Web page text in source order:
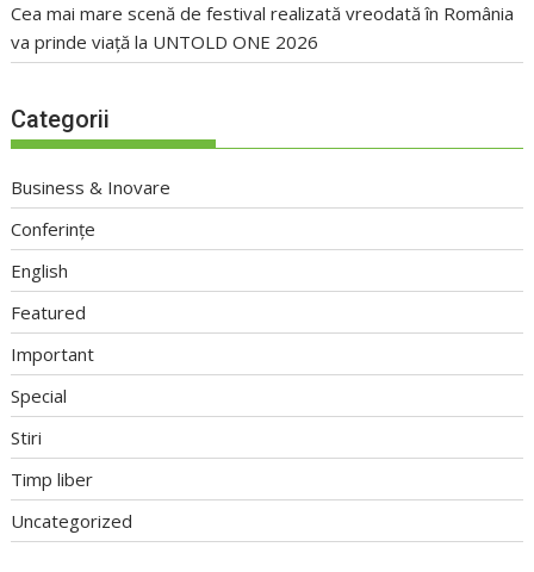
Cea mai mare scenă de festival realizată vreodată în România
va prinde viață la UNTOLD ONE 2026
Categorii
Business & Inovare
Conferințe
English
Featured
Important
Special
Stiri
Timp liber
Uncategorized